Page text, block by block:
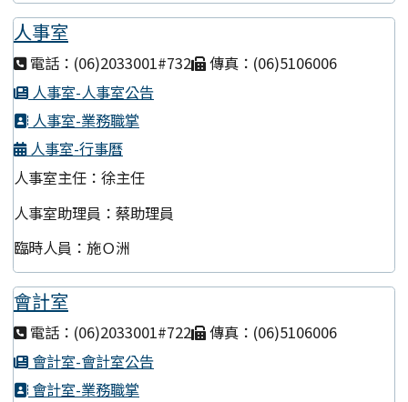
人事室
電話：(06)2033001#732
傳真：(06)5106006
人事室-人事室公告
人事室-業務職掌
人事室-行事曆
人事室主任：徐主任
人事室助理員：蔡助理員
臨時人員：施Ｏ洲
會計室
電話：(06)2033001#722
傳真：(06)5106006
會計室-會計室公告
會計室-業務職掌